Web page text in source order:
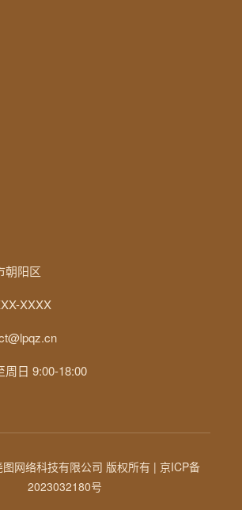
朝阳区
XXXX
周日 9:00-18:00
网络科技有限公司 版权所有 | 京ICP备
2023032180号